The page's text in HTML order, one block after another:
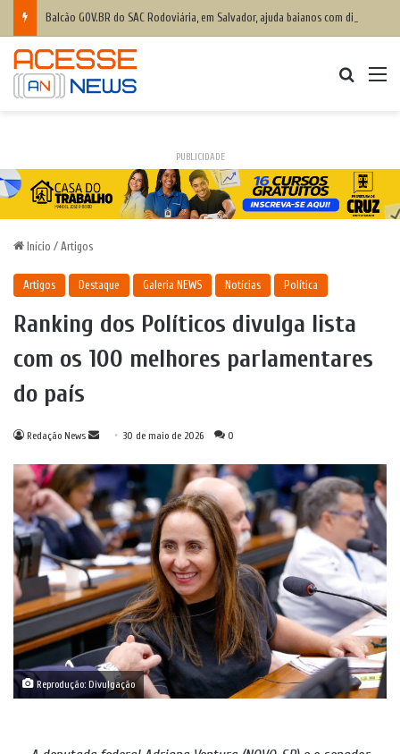
PUBLICIDADE
Início / Artigos
Artigos Destaque Galeria NEWS Notícias Política
Ranking dos Políticos divulga lista
com os 100 melhores parlamentares
do país
Redação News
Mande
e-
mail
30 de maio de 2026 0
Reprodução: Divulgação